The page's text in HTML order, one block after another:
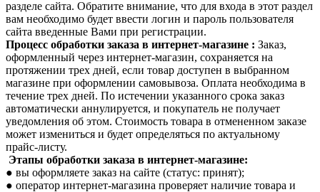
разделе сайта. Обратите внимание, что для входа в этот раздел
вам необходимо будет ввести логин и пароль пользователя
сайта введенные Вами при регистрации.
Процесс обработки заказа в интернет-магазине : Заказ,
оформленный через интернет-магазин, сохраняется на
протяжении трех дней, если товар доступен в выбранном
магазине при оформлении самовывоза. Оплата необходима в
течение трех дней. По истечении указанного срока заказ
автоматически аннулируется, и покупатель не получает
уведомления об этом. Стоимость товара в отмененном заказе
может измениться и будет определяться по актуальному
прайс-листу.
Этапы обработки заказа в интернет-магазине:
● вы оформляете заказ на сайте (статус: принят);
● оператор интернет-магазина проверяет наличие товара и